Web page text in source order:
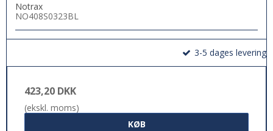
Notrax
NO408S0323BL
3-5 dages levering
423,20 DKK
(ekskl. moms)
KØB